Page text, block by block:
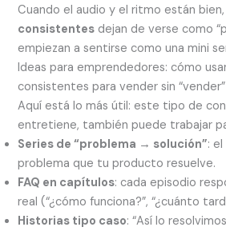
Cuando el audio y el ritmo están
consistentes dejan de verse como
empiezan a sentirse como una mini
Ideas para emprendedores: cómo
consistentes para vender sin “vender”
Aquí está lo más útil: este tipo de
entretiene, también puede trabajar
Series de “problema → solución”:
problema que tu producto resuelve.
FAQ en capítulos: cada episodio
real (“¿cómo funciona?”, “¿cuánto
Historias tipo caso: “Así lo